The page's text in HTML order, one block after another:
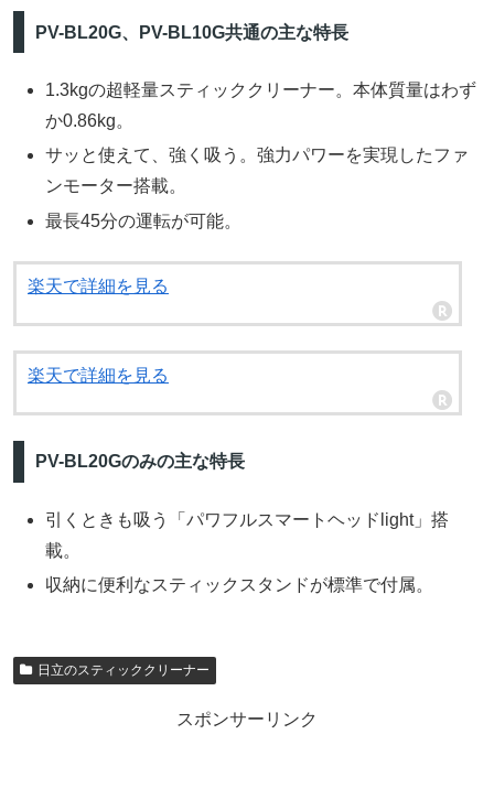
PV-BL20G、PV-BL10G共通の主な特長
1.3kgの超軽量スティッククリーナー。本体質量はわず
か0.86kg。
サッと使えて、強く吸う。強力パワーを実現したファ
ンモーター搭載。
最長45分の運転が可能。
楽天で詳細を見る
楽天で詳細を見る
PV-BL20Gのみの主な特長
引くときも吸う「パワフルスマートヘッドlight」搭
載。
収納に便利なスティックスタンドが標準で付属。
日立のスティッククリーナー
スポンサーリンク